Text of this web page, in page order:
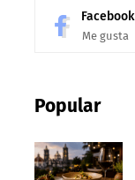
Facebook
Me gusta
Popular